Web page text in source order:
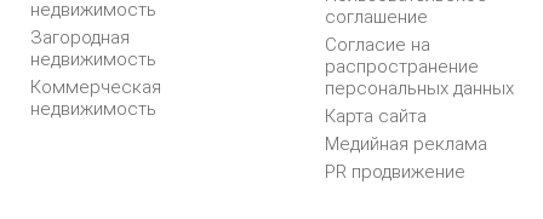
недвижимость
Загородная
недвижимость
Коммерческая
недвижимость
соглашение
Согласие на
распространение
персональных данных
Карта сайта
Медийная реклама
PR продвижение